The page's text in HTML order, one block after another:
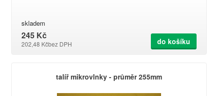
skladem
245 Kč
202,48 Kčbez DPH do košíku
talíř mikrovlnky - průměr 255mm